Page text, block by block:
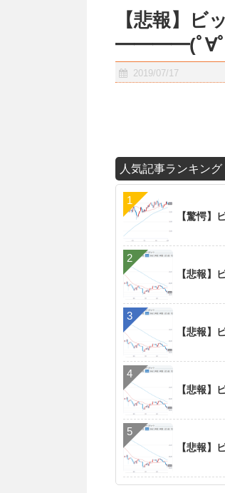
【悲報】ビ
━━━━(ﾟ∀
2019/07/17
人気記事ランキング
【驚愕】
【悲報
【悲報
【悲報
【悲報